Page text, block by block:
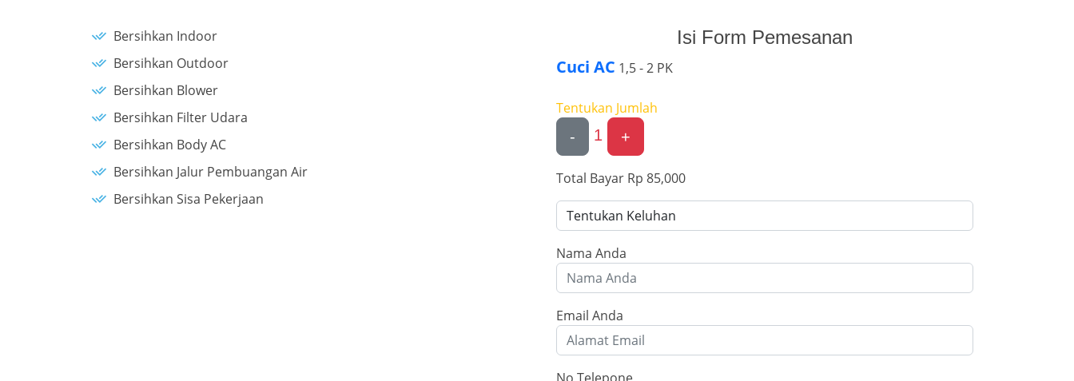
Bersihkan Indoor
Bersihkan Outdoor
Bersihkan Blower
Bersihkan Filter Udara
Bersihkan Body AC
Bersihkan Jalur Pembuangan Air
Bersihkan Sisa Pekerjaan
Isi Form Pemesanan
Cuci AC 1,5 - 2 PK
Tentukan Jumlah
-
1 +
Total Bayar Rp 85,000
Nama Anda
Email Anda